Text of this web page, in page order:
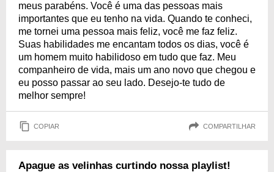
meus parabéns. Você é uma das pessoas mais
importantes que eu tenho na vida. Quando te conheci,
me tornei uma pessoa mais feliz, você me faz feliz.
Suas habilidades me encantam todos os dias, você é
um homem muito habilidoso em tudo que faz. Meu
companheiro de vida, mais um ano novo que chegou e
eu posso passar ao seu lado. Desejo-te tudo de
melhor sempre!
COPIAR COMPARTILHAR
Apague as velinhas curtindo nossa playlist!